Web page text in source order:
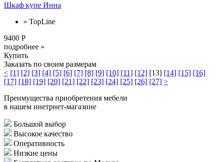
Шкаф купе Инна
» TopLine
9400 Р
подробнее »
Купить
Заказать по своим размерам
< [1] [2] [3] [4] [5] [6] [7] [8] [9] [10] [11] [12] [13] [14] [15] [16]
[17] [18] [19] [20] [21] [22] [23] [24] [25] [26] [27] >
Преимущества приобретения мебели
в нашем инетрнет-магазине
Большой выбор
Высокое качество
Оперативность
Низкие цены